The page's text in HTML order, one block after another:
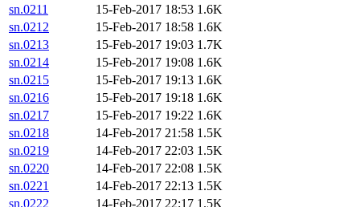
sn.0211
15-Feb-2017 18:53 1.6K
sn.0212
15-Feb-2017 18:58 1.6K
sn.0213
15-Feb-2017 19:03 1.7K
sn.0214
15-Feb-2017 19:08 1.6K
sn.0215
15-Feb-2017 19:13 1.6K
sn.0216
15-Feb-2017 19:18 1.6K
sn.0217
15-Feb-2017 19:22 1.6K
sn.0218
14-Feb-2017 21:58 1.5K
sn.0219
14-Feb-2017 22:03 1.5K
sn.0220
14-Feb-2017 22:08 1.5K
sn.0221
14-Feb-2017 22:13 1.5K
sn.0222
14-Feb-2017 22:17 1.5K